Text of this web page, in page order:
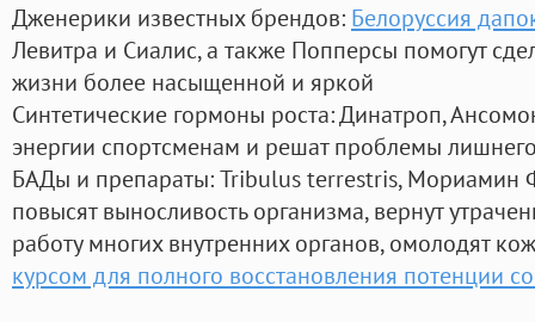
Дженерики известных брендов: Белоруссия
Левитра и Сиалис, а также Попперсы помогут
жизни более насыщенной и яркой
Синтетические гормоны роста: Динатроп,
энергии спортсменам и решат проблемы
БАДы и препараты:Tribulus terrestris, Мориамин
повысят выносливость организма, вернут
работу многих внутренних органов, омолодят
курсом для полного восстановления потенции